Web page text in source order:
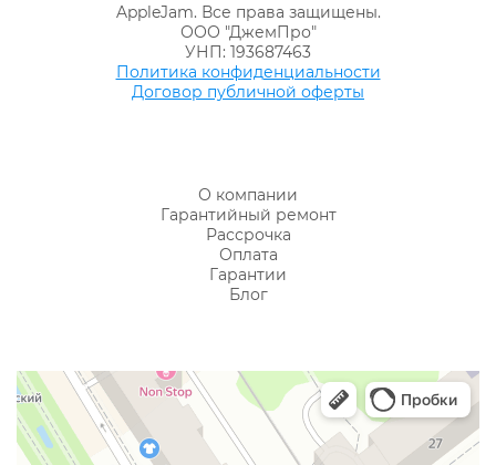
AppleJam. Все права защищены.
ООО "ДжемПро"
УНП: 193687463
Политика конфиденциальности
Договор публичной оферты
О компании
Гарантийный ремонт
Рассрочка
Оплата
Гарантии
Блог